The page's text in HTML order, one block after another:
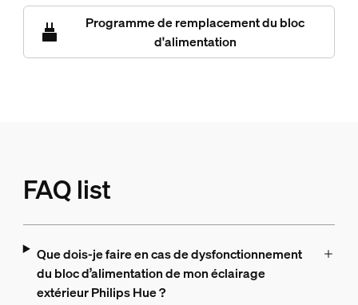
Programme de remplacement du bloc
d'alimentation
FAQ list
Que dois-je faire en cas de dysfonctionnement
du bloc d’alimentation de mon éclairage
extérieur Philips Hue ?